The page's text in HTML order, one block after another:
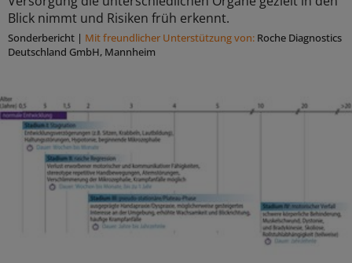
Blick nimmt und Risiken früh erkennt.
Sonderbericht | Mit freundlicher Unterstützung von: Roche Diagnostics
Deutschland GmbH, Mannheim